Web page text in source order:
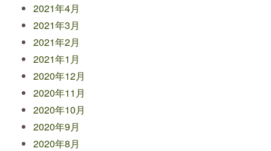
2021年4月
2021年3月
2021年2月
2021年1月
2020年12月
2020年11月
2020年10月
2020年9月
2020年8月